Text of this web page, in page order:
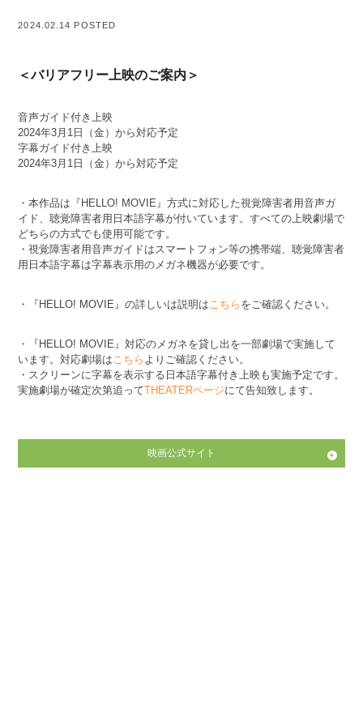
2024.02.14 POSTED
＜バリアフリー上映のご案内＞
音声ガイド付き上映
2024年3月1日（金）から対応予定
字幕ガイド付き上映
2024年3月1日（金）から対応予定
・本作品は『HELLO! MOVIE』方式に対応した視覚障害者用音声ガ
イド、聴覚障害者用日本語字幕が付いています。すべての上映劇場で
どちらの方式でも使用可能です。
・視覚障害者用音声ガイドはスマートフォン等の携帯端、聴覚障害者
用日本語字幕は字幕表示用のメガネ機器が必要です。
・『HELLO! MOVIE』の詳しいは説明はこちら をご確認ください。
・『HELLO! MOVIE』対応のメガネを貸し出を一部劇場で実施して
います。対応劇場はこちら よりご確認ください。
・スクリーンに字幕を表示する日本語字幕付き上映も実施予定です。
実施劇場が確定次第追ってTHEATERページにて告知致します。
映画公式サイト